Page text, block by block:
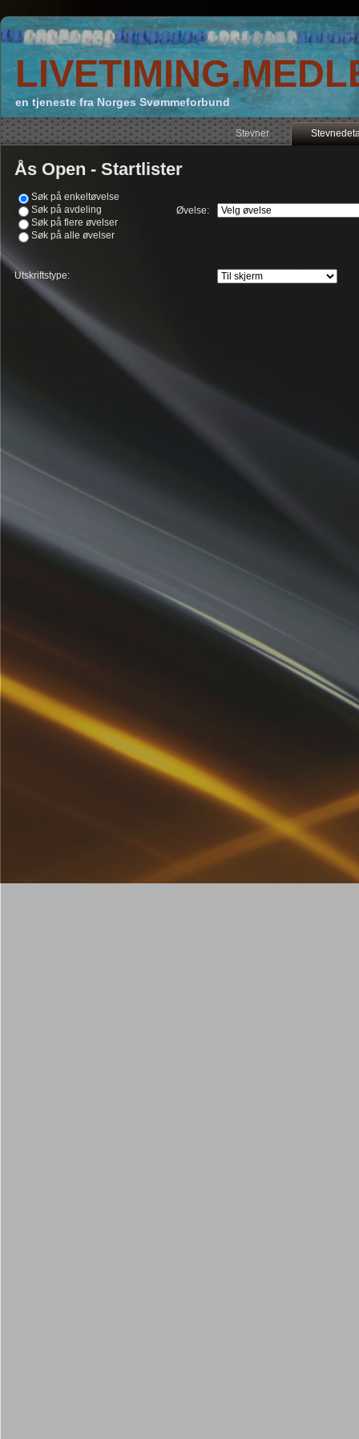
en tjeneste fra Norges Svømmeforbund
Stevner
Ås Open - Startlister
Søk på enkeltøvelse
Søk på avdeling
Søk på flere øvelser
Søk på alle øvelser
Øvelse:
Utskriftstype: